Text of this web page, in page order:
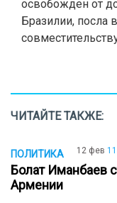
освобожден от
Бразилии, посла
ЧИТАЙТЕ ТАКЖЕ:
ПОЛИТИКА 12 фев
Болат Иманбаев
Армении